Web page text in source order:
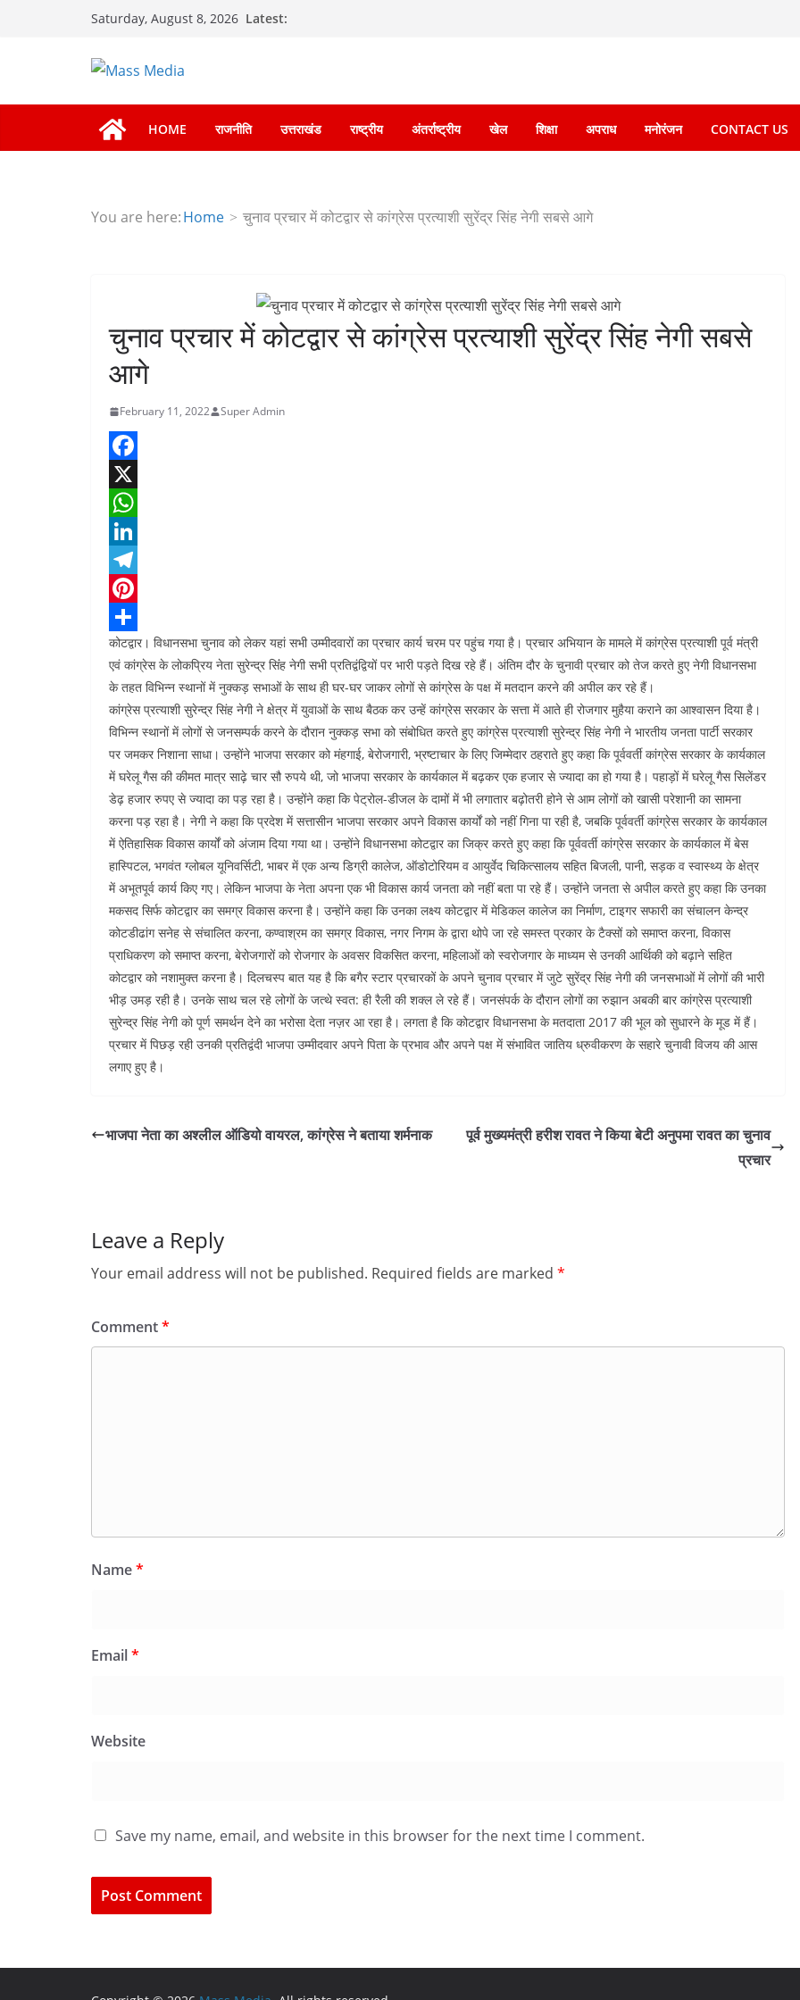
Saturday, August 8, 2026 Latest:
HOME राजनीति उत्तराखंड राष्ट्रीय अंतर्राष्ट्रीय खेल शिक्षा अपराध मनोरंजन CONTACT US
You are here:Home चुनाव प्रचार में कोटद्वार से कांग्रेस प्रत्याशी सुरेंद्र सिंह नेगी सबसे आगे
चुनाव प्रचार में कोटद्वार से कांग्रेस प्रत्याशी सुरेंद्र सिंह नेगी सबसे
आगे
February 11, 2022 Super Admin
F
a
c
e
b
o
o
k
X
W
h
a
s
A
p
p
L
n
k
e
d
I
n
T
e
l
e
g
r
a
m
P
i
n
t
e
r
e
s
t
S
h
a
r
e
कोटद्वार। विधानसभा चुनाव को लेकर यहां सभी उम्मीदवारों का प्रचार कार्य चरम पर पहुंच गया है। प्रचार अभियान के मामले में कांग्रेस प्रत्याशी पूर्व मंत्री
एवं कांग्रेस के लोकप्रिय नेता सुरेन्द्र सिंंह नेगी सभी प्रतिद्वंद्वियों पर भारी पड़ते दिख रहे हैं। अंतिम दौर के चुनावी प्रचार को तेज करते हुए नेगी विधानसभा
के तहत विभिन्न स्थानों में नुक्कड़ सभाओं के साथ ही घर-घर जाकर लोगों से कांग्रेस के पक्ष में मतदान करने की अपील कर रहे हैं।
कांग्रेस प्रत्याशी सुरेन्द्र सिंह नेगी ने क्षेत्र में युवाओं के साथ बैठक कर उन्हें कांग्रेस सरकार के सत्ता में आते ही रोजगार मुहैया कराने का आश्वासन दिया है।
विभिन्न स्थानों में लोगों से जनसम्पर्क करने के दौरान नुक्कड़ सभा को संबोधित करते हुए कांग्रेस प्रत्याशी सुरेन्द्र सिंह नेगी ने भारतीय जनता पार्टी सरकार
पर जमकर निशाना साधा। उन्होंने भाजपा सरकार को मंहगाई, बेरोजगारी, भ्रष्टाचार के लिए जिम्मेदार ठहराते हुए कहा कि पूर्ववर्ती कांग्रेस सरकार के कार्यकाल
में घरेलू गैस की कीमत मात्र साढ़े चार सौ रुपये थी, जो भाजपा सरकार के कार्यकाल में बढ़कर एक हजार से ज्यादा का हो गया है। पहाड़ों में घरेलू गैस सिलेंडर
डेढ़ हजार रुपए से ज्यादा का पड़ रहा है। उन्होंने कहा कि पेट्रोल-डीजल के दामों में भी लगातार बढ़ोतरी होने से आम लोगों को खासी परेशानी का सामना
करना पड़ रहा है। नेगी ने कहा कि प्रदेश में सत्तासीन भाजपा सरकार अपने विकास कार्यों को नहीं गिना पा रही है, जबकि पूर्ववर्ती कांग्रेस सरकार के कार्यकाल
में ऐतिहासिक विकास कार्यों को अंजाम दिया गया था। उन्होंने विधानसभा कोटद्वार का जिक्र करते हुए कहा कि पूर्ववर्ती कांग्रेस सरकार के कार्यकाल में बेस
हास्पिटल, भगवंत ग्लोबल यूनिवर्सिटी, भाबर में एक अन्य डिग्री कालेज, ऑडोटोरियम व आयुर्वेद चिकित्सालय सहित बिजली, पानी, सड़क व स्वास्थ्य के क्षेत्र
में अभूतपूर्व कार्य किए गए। लेकिन भाजपा के नेता अपना एक भी विकास कार्य जनता को नहीं बता पा रहे हैं। उन्होंने जनता से अपील करते हुए कहा कि उनका
मकसद सिर्फ कोटद्वार का समग्र विकास करना है। उन्होंने कहा कि उनका लक्ष्य कोटद्वार में मेडिकल कालेज का निर्माण, टाइगर सफारी का संचालन केन्द्र
कोटडीढांग सनेह से संचालित करना, कण्वाश्रम का समग्र विकास, नगर निगम के द्वारा थोपे जा रहे समस्त प्रकार के टैक्सों को समाप्त करना, विकास
प्राधिकरण को समाप्त करना, बेरोजगारों को रोजगार के अवसर विकसित करना, महिलाओं को स्वरोजगार के माध्यम से उनकी आर्थिकी को बढ़ाने सहित
कोटद्वार को नशामुक्त करना है। दिलचस्प बात यह है कि बगैर स्टार प्रचारकों के अपने चुनाव प्रचार में जुटे सुरेंद्र सिंह नेगी की जनसभाओं में लोगों की भारी
भीड़ उमड़ रही है। उनके साथ चल रहे लोगों के जत्थे स्वत: ही रैली की शक्ल ले रहे हैं। जनसंपर्क के दौरान लोगों का रुझान अबकी बार कांग्रेस प्रत्याशी
सुरेन्द्र सिंह नेगी को पूर्ण समर्थन देने का भरोसा देता नज़र आ रहा है। लगता है कि कोटद्वार विधानसभा के मतदाता 2017 की भूल को सुधारने के मूड में हैं।
प्रचार में पिछड़ रही उनकी प्रतिद्वंदी भाजपा उम्मीदवार अपने पिता के प्रभाव और अपने पक्ष में संभावित जातिय ध्रुवीकरण के सहारे चुनावी विजय की आस
लगाए हुए है।
भाजपा नेता का अश्लील ऑडियो वायरल, कांग्रेस ने बताया शर्मनाक
पूर्व मुख्यमंत्री हरीश रावत ने किया बेटी अनुपमा रावत का चुनाव
प्रचार
Leave a Reply
Your email address will not be published. Required fields are marked *
Comment*
Name*
Email*
Website
Save my name, email, and website in this browser for the next time I comment.